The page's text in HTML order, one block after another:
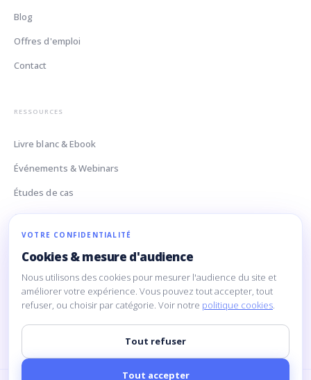
Blog
Offres d'emploi
Contact
RESSOURCES
Livre blanc & Ebook
Événements & Webinars
Études de cas
Glossaire Data
CONTACT
160 Rue Montmartre
75002 Paris
VOTRE CONFIDENTIALITÉ
Cookies & mesure d'audience
Nous utilisons des cookies pour mesurer l'audience du site et
améliorer votre expérience. Vous pouvez tout accepter, tout
refuser, ou choisir par catégorie. Voir notre politique cookies.
Tout refuser
Tout accepter